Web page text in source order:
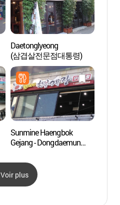
Daetonglyeong
(삼겹살전문점대통령)
Sunmine Haengbok
Gejang - Dongdaemun
동대문)
Voir plus